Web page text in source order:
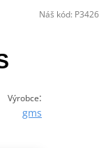
Výrobce:
gms
Náš kód: P3426